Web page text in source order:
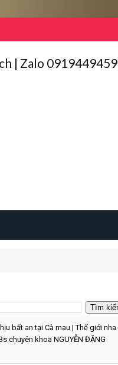
| Zalo 0919449459
bất an tại Cà mau | Thế giới nha
chuyên khoa NGUYỄN ĐẶNG